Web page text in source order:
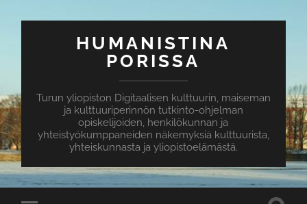
HUMANISTINA
PORISSA
Turun yliopiston Digitaalisen kulttuurin, maiseman
ja kulttuuriperinnön tutkinto-ohjelman
opiskelijoiden, henkilökunnan ja
yhteistyökumppaneiden näkemyksiä kulttuurista,
yhteiskunnasta ja yliopistoelämästä.